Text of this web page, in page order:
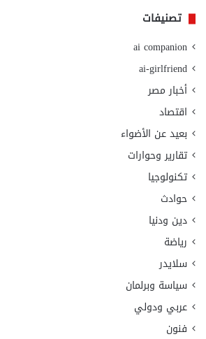
تصنيفات
ai companion
ai-girlfriend
أخبار مصر
اقتصاد
بعيد عن الأضواء
تقارير وحوارات
تكنولوجيا
حوادث
دين ودنيا
رياضة
سلايدر
سياسة وبرلمان
عربي ودولي
فنون